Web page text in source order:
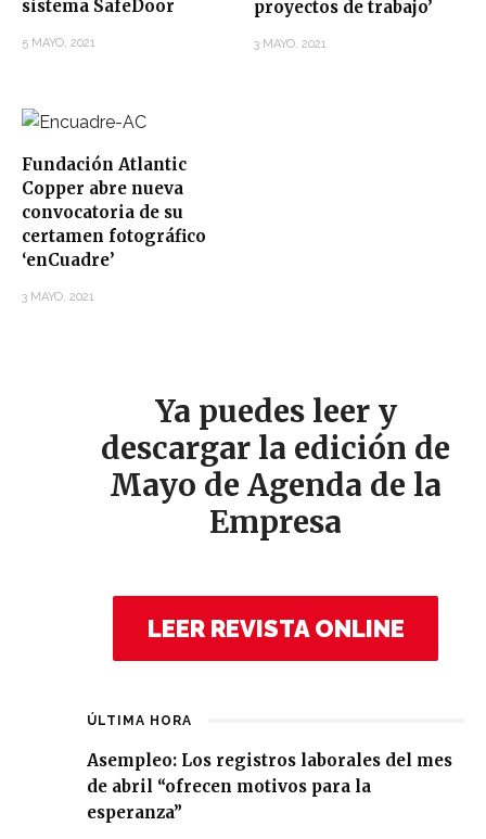
sistema SafeDoor
5 MAYO, 2021
proyectos de trabajo’
3 MAYO, 2021
Fundación Atlantic
Copper abre nueva
convocatoria de su
certamen fotográfico
‘enCuadre’
3 MAYO, 2021
Ya puedes leer y
descargar la edición de
Mayo de Agenda de la
Empresa
LEER REVISTA ONLINE
ÚLTIMA HORA
Asempleo: Los registros laborales del mes
de abril “ofrecen motivos para la
esperanza”